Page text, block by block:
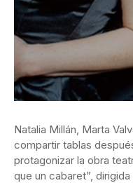
Natalia Millán, Marta
compartir tablas
protagonizar la obra
que un cabaret”,